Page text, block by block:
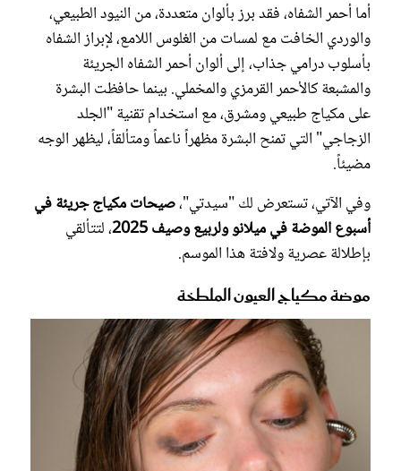
أما أحمر الشفاه، فقد برز بألوان متعددة، من النيود الطبيعي،
والوردي الخافت مع لمسات من الغلوس اللامع، لإبراز الشفاه
بأسلوب درامي جذاب، إلى ألوان أحمر الشفاه الجريئة
والمشبعة كالأحمر القرمزي والمخملي. بينما حافظت البشرة
على مكياج طبيعي ومشرق، مع استخدام تقنية "الجلد
الزجاجي" التي تمنح البشرة مظهراً ناعماً ومتألقاً، ليظهر الوجه
مضيئاً.
وفي الآتي، تستعرض لك "سيدتي"،صيحات مكياج جريئة في
أسبوع الموضة في ميلانو ولربيع وصيف 2025
، لتتألقي
بإطلالة عصرية ولافتة هذا الموسم.
موضة مكياج العيون الملطخة